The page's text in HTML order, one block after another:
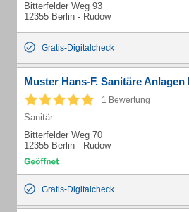
Bitterfelder Weg 93
12355 Berlin - Rudow
Gratis-Digitalcheck
Muster Hans-F. Sanitäre
1 Bewertung
Sanitär
Bitterfelder Weg 70
12355 Berlin - Rudow
Gratis-Digitalcheck